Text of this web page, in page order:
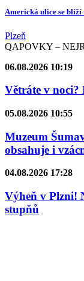
Americká ulice se blíží
Plzeň
QAPOVKY –
06.08.2026 10:19
Větráte v noci?
05.08.2026 10:55
Muzeum
obsahuje i
04.08.2026 17:28
Výheň v Plzni!
stupňů